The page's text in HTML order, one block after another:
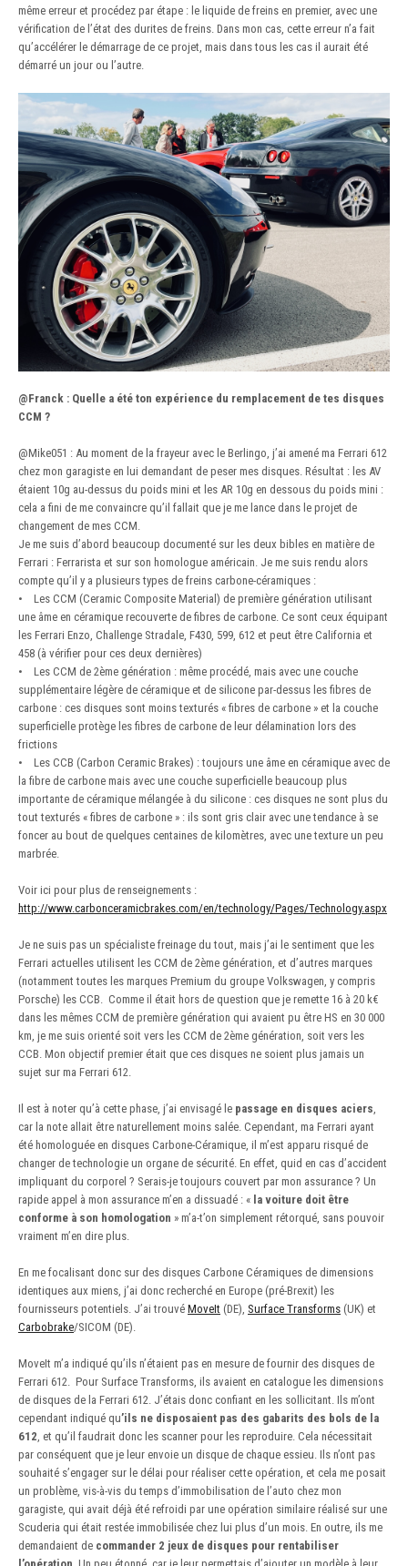
même erreur et procédez par étape : le liquide de freins en premier, avec une
vérification de l’état des durites de freins. Dans mon cas, cette erreur n’a fait
qu’accélérer le démarrage de ce projet, mais dans tous les cas il aurait été
démarré un jour ou l’autre.
@Franck : Quelle a été ton expérience du remplacement de tes disques
CCM ?
@Mike051 : Au moment de la frayeur avec le Berlingo, j’ai amené ma Ferrari 612
chez mon garagiste en lui demandant de peser mes disques. Résultat : les AV
étaient 10g au-dessus du poids mini et les AR 10g en dessous du poids mini :
cela a fini de me convaincre qu’il fallait que je me lance dans le projet de
changement de mes CCM.
Je me suis d’abord beaucoup documenté sur les deux bibles en matière de
Ferrari : Ferrarista et sur son homologue américain. Je me suis rendu alors
compte qu’il y a plusieurs types de freins carbone-céramiques :
• Les CCM (Ceramic Composite Material) de première génération utilisant
une âme en céramique recouverte de fibres de carbone. Ce sont ceux équipant
les Ferrari Enzo, Challenge Stradale, F430, 599, 612 et peut être California et
458 (à vérifier pour ces deux dernières)
• Les CCM de 2ème génération : même procédé, mais avec une couche
supplémentaire légère de céramique et de silicone par-dessus les fibres de
carbone : ces disques sont moins texturés « fibres de carbone » et la couche
superficielle protège les fibres de carbone de leur délamination lors des
frictions
• Les CCB (Carbon Ceramic Brakes) : toujours une âme en céramique avec de
la fibre de carbone mais avec une couche superficielle beaucoup plus
importante de céramique mélangée à du silicone : ces disques ne sont plus du
tout texturés « fibres de carbone » : ils sont gris clair avec une tendance à se
foncer au bout de quelques centaines de kilomètres, avec une texture un peu
marbrée.
Voir ici pour plus de renseignements :
http://www.carbonceramicbrakes.com/en/technology/Pages/Technology.aspx
Je ne suis pas un spécialiste freinage du tout, mais j’ai le sentiment que les
Ferrari actuelles utilisent les CCM de 2ème génération, et d’autres marques
(notamment toutes les marques Premium du groupe Volkswagen, y compris
Porsche) les CCB. Comme il était hors de question que je remette 16 à 20 k€
dans les mêmes CCM de première génération qui avaient pu être HS en 30 000
km, je me suis orienté soit vers les CCM de 2ème génération, soit vers les
CCB. Mon objectif premier était que ces disques ne soient plus jamais un
sujet sur ma Ferrari 612.
Il est à noter qu’à cette phase, j’ai envisagé le passage en disques aciers
car la note allait être naturellement moins salée. Cependant, ma Ferrari ayant
été homologuée en disques Carbone-Céramique, il m’est apparu risqué de
changer de technologie un organe de sécurité. En effet, quid en cas d’accident
impliquant du corporel ? Serais-je toujours couvert par mon assurance ? Un
rapide appel à mon assurance m’en a dissuadé : « la voiture doit être
conforme à son homologation » m’a-t’on simplement rétorqué, sans pouvoir
vraiment m’en dire plus.
En me focalisant donc sur des disques Carbone Céramiques de dimensions
identiques aux miens, j’ai donc recherché en Europe (pré-Brexit) les
fournisseurs potentiels. J’ai trouvé MoveIt (DE), Surface Transforms (UK) et
Carbobrake/SICOM (DE).
MoveIt m’a indiqué qu’ils n’étaient pas en mesure de fournir des disques de
Ferrari 612. Pour Surface Transforms, ils avaient en catalogue les dimensions
de disques de la Ferrari 612. J’étais donc confiant en les sollicitant. Ils m’ont
cependant indiqué qu’ils ne disposaient pas des gabarits des bols de la
612 , et qu’il faudrait donc les scanner pour les reproduire. Cela nécessitait
par conséquent que je leur envoie un disque de chaque essieu. Ils n’ont pas
souhaité s’engager sur le délai pour réaliser cette opération, et cela me posait
un problème, vis-à-vis du temps d’immobilisation de l’auto chez mon
garagiste, qui avait déjà été refroidi par une opération similaire réalisé sur une
Scuderia qui était restée immobilisée chez lui plus d’un mois. En outre, ils me
demandaient de commander 2 jeux de disques pour rentabiliser